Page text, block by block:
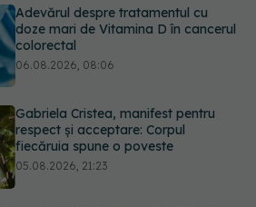
Gabriela Cristea, manifest pentru
respect și acceptare: Corpul
fiecăruia spune o poveste
05.08.2026, 21:23
Prof. dr. Valeriu Gheorghiță intră în
Board-ul Editorial al revistei
Scientific Reports, din Nature
Portfolio